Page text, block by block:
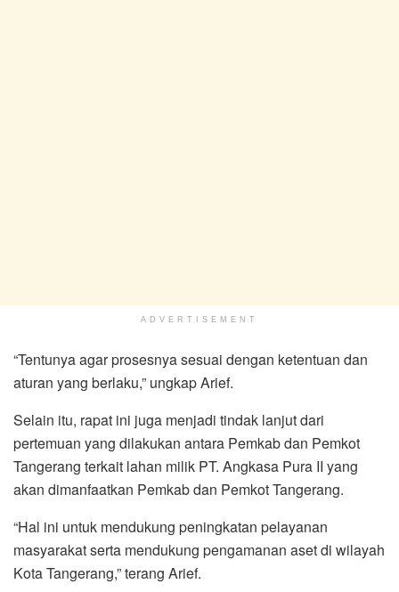
ADVERTISEMENT
“Tentunya agar prosesnya sesuai dengan ketentuan dan
aturan yang berlaku,” ungkap Arief.
Selain itu, rapat ini juga menjadi tindak lanjut dari
pertemuan yang dilakukan antara Pemkab dan Pemkot
Tangerang terkait lahan milik PT. Angkasa Pura II yang
akan dimanfaatkan Pemkab dan Pemkot Tangerang.
“Hal ini untuk mendukung peningkatan pelayanan
masyarakat serta mendukung pengamanan aset di wilayah
Kota Tangerang,” terang Arief.